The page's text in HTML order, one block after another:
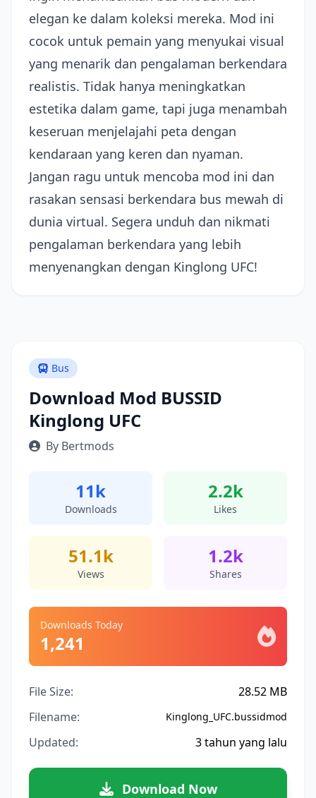
elegan ke dalam koleksi mereka. Mod ini
cocok untuk pemain yang menyukai visual
yang menarik dan pengalaman berkendara
realistis. Tidak hanya meningkatkan
estetika dalam game, tapi juga menambah
keseruan menjelajahi peta dengan
kendaraan yang keren dan nyaman.
Jangan ragu untuk mencoba mod ini dan
rasakan sensasi berkendara bus mewah di
dunia virtual. Segera unduh dan nikmati
pengalaman berkendara yang lebih
menyenangkan dengan Kinglong UFC!
Bus
Download Mod BUSSID
Kinglong UFC
By Bertmods
11k
Downloads
2.2k
Likes
51.1k
Views
1.2k
Shares
Downloads Today
1,241
File Size:
28.52 MB
Filename:
Kinglong_UFC.bussidmod
Updated: 3 tahun yang lalu
Download Now